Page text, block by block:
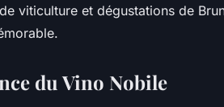
viticulture et dégustations de
du Vino Nobile